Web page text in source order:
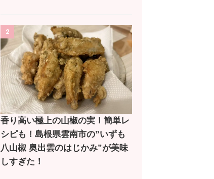
2
香り高い極上の山椒の実！簡単レ
シピも！島根県雲南市の”いずも
八山椒 奥出雲のはじかみ”が美味
しすぎた！